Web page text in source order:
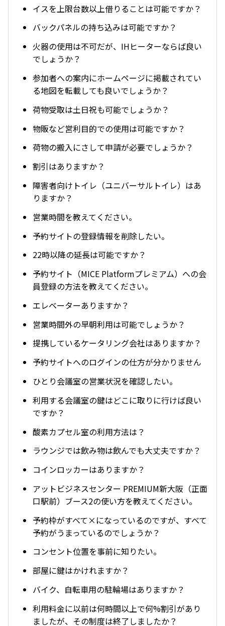
イスを上限台数以上借りることは可能ですか？
バックパネルの持ち込みは可能ですか？
火器の使用は不可だが、IHヒーターならば良い
でしょうか？
参加者への案内にホームページに掲載されてい
る地図を転載しても良いでしょうか？
荷物受取は土日祝も可能でしょうか？
物販など営利目的での使用は可能ですか？
荷物の搬入にさして申請が必要でしょうか？
割引はありますか？
障害者向けトイレ（ユニバーサルトイレ）はあ
りますか？
営業時間を教えてください。
予約サイトの登録情報を削除したい。
22時以降の延長は可能ですか？
予約サイト（MICE Platformプレミアム）への会
員登録の方法を教えてください。
エレベーターありますか？
営業時間外の早朝利用は可能でしょうか？
提携しているケータリング会社はありますか？
予約サイトへのログインの仕方が分かりません
ひとり会議室の営業状況を確認したい。
利用する会議室の鍵はどこに取りに行けば良い
ですか？
酸素カプセル室の利用方法は？
ラウンジでは飲み物は飲んでも大丈夫ですか？
コインロッカーはありますか？
アットビジネスセンター PREMIUM新大阪（正面
口駅前）ブース2の使い方を教えてください。
予約枠がすべて×になっているのですが、すべて
予約がうまっているのでしょうか？
コンセント位置を事前に知りたい。
部屋に鍵はかけれますか？
バイク、自転車用の駐輪場はありますか？
利用料金に以前は何時間以上で何%割引があり
ましたが、その制度は終了しましたか？